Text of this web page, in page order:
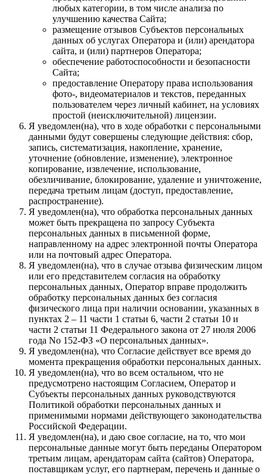
любых категории, в том числе анализа по
улучшению качества Сайта;
размещение отзывов Субъектов персональных
данных об услугах Оператора и (или) арендатора
сайта, и (или) партнеров Оператора;
обеспечение работоспособности и безопасности
Сайта;
предоставление Оператору права использования
фото-, видеоматериалов и текстов, переданных
пользователем через личный кабинет, на условиях
простой (неисключительной) лицензии.
Я уведомлен(на), что в ходе обработки с персональными
данными будут совершены следующие действия: сбор,
запись, систематизация, накопление, хранение,
уточнение (обновление, изменение), электронное
копирование, извлечение, использование,
обезличивание, блокирование, удаление и уничтожение,
передача третьим лицам (доступ, предоставление,
распространение).
Я уведомлен(на), что обработка персональных данных
может быть прекращена по запросу Субъекта
персональных данных в письменной форме,
направленному на адрес электронной почты Оператора
или на почтовый адрес Оператора.
Я уведомлен(на), что в случае отзыва физическим лицом
или его представителем согласия на обработку
персональных данных, Оператор вправе продолжить
обработку персональных данных без согласия
физического лица при наличии основании, указанных в
пунктах 2 – 11 части 1 статьи 6, части 2 статьи 10 и
части 2 статьи 11 Федерального закона от 27 июля 2006
года No 152-ФЗ «О персональных данных».
Я уведомлен(на), что Согласие действует все время до
момента прекращения обработки персональных данных.
Я уведомлен(на), что во всем остальном, что не
предусмотрено настоящим Согласием, Оператор и
Субъекты персональных данных руководствуются
Политикой обработки персональных данных и
применимыми нормами действующего законодательства
Российской Федерации.
Я уведомлен(на), и даю свое согласие, на то, что мои
персональные данные могут быть переданы Оператором
третьим лицам, арендаторам сайта (сайтов) Оператора,
поставщикам услуг, его партнерам, перечень и данные о